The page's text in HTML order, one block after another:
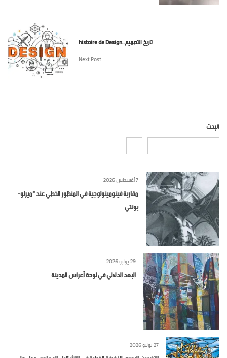
تاريخ التصميم. histoire de Design
Next Post
البحث
7 أغسطس 2026
مقاربة فينومينولوجية في المنظور الخطي عند “ميرلو-
بونتي
29 يوليو 2026
البعد الدلالي في لوحة أعراس المدينة
27 يوليو 2026